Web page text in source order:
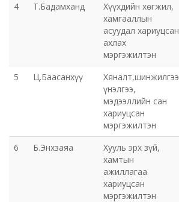
4 Т.Бадамханд
Хүүхдийн хөгжил,
хамгааллын
асуудал хариуцсан
ахлах
мэргэжилтэн
5 Ц.Баасанхүү
Хяналт,шинжилгээ
үнэлгээ,
мэдээллийн сан
хариуцсан
мэргэжилтэн
6 Б.Энхзаяа
Хууль эрх зүй,
хамтын
ажиллагаа
хариуцсан
мэргэжилтэн